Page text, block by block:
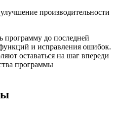
производительности
программу до последней
и исправления ошибок.
оставаться на шаг впереди
программы